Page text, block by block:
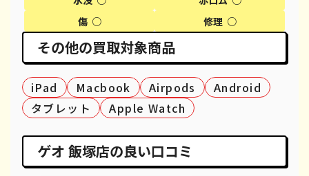
iPhone X
iPhone 8 Plus
iPhone 8
iPhone 7
iPhone 7 Plus
¥10,000
¥7,000
¥6,000
¥3,500
¥14,100
¥9,100
傷 ○
修理 ○
その他の買取対象商品
iPad Macbook Airpods
Android
タブレット
Apple Watch
ゲオ 飯塚店の良い口コミ